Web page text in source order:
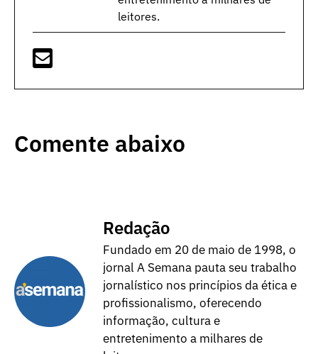
leitores.
Comente abaixo
Redação
Fundado em 20 de maio de 1998, o
jornal A Semana pauta seu trabalho
jornalístico nos princípios da ética e
profissionalismo, oferecendo
informação, cultura e
entretenimento a milhares de